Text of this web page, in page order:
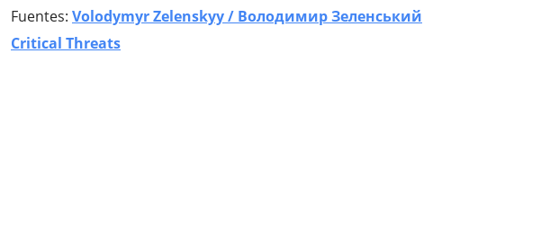
Fuentes: Volodymyr Zelenskyy / Володимир Зеленський
Critical Threats